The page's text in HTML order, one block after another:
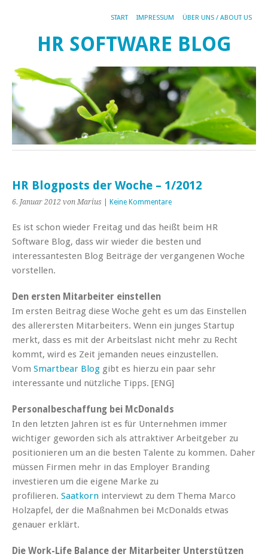
START IMPRESSUM ÜBER UNS / ABOUT US
HR SOFTWARE BLOG
HR Blogposts der Woche – 1/2012
6. Januar 2012 von Marius Keine Kommentare
Es ist schon wieder Freitag und das heißt beim HR
Software Blog, dass wir wieder die besten und
interessantesten Blog Beiträge der vergangenen Woche
vorstellen.
Den ersten Mitarbeiter einstellen
Im ersten Beitrag diese Woche geht es um das Einstellen
des allerersten Mitarbeiters. Wenn ein junges Startup
merkt, dass es mit der Arbeitslast nicht mehr zu Recht
kommt, wird es Zeit jemanden neues einzustellen.
Vom Smartbear Blog gibt es hierzu ein paar sehr
interessante und nützliche Tipps. [ENG]
Personalbeschaffung bei McDonalds
In den letzten Jahren ist es für Unternehmen immer
wichtiger geworden sich als attraktiver Arbeitgeber zu
positionieren um an die besten Talente zu kommen. Daher
müssen Firmen mehr in das Employer Branding
investieren um die eigene Marke zu
profilieren. Saatkorn interviewt zu dem Thema Marco
Holzapfel, der die Maßnahmen bei McDonalds etwas
genauer erklärt.
Die Work-Life Balance der Mitarbeiter Unterstützen